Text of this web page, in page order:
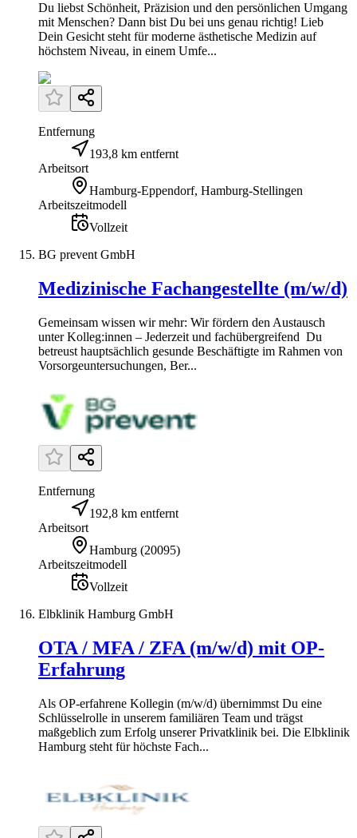
Du liebst Schönheit, Präzision und den persönlichen Umgang
mit Menschen? Dann bist Du bei uns genau richtig! Lieb
Dein Gesicht steht für moderne ästhetische Medizin auf
höchstem Niveau, in einem Umfe...
Entfernung
193,8 km entfernt
Arbeitsort
Hamburg-Eppendorf, Hamburg-Stellingen
Arbeitszeitmodell
Vollzeit
BG prevent GmbH
Medizinische Fachangestellte (m/w/d)
Gemeinsam wissen wir mehr: Wir fördern den Austausch
unter Kolleg:innen – Jederzeit und fachübergreifend Du
betreust hauptsächlich gesunde Beschäftigte im Rahmen von
Vorsorgeuntersuchungen, Ber...
Entfernung
192,8 km entfernt
Arbeitsort
Hamburg (20095)
Arbeitszeitmodell
Vollzeit
Elbklinik Hamburg GmbH
OTA / MFA / ZFA (m/w/d) mit OP-
Erfahrung
Als OP-erfahrene Kollegin (m/w/d) übernimmst Du eine
Schlüsselrolle in unserem familiären Team und trägst
maßgeblich zum Erfolg unserer Privatklinik bei. Die Elbklinik
Hamburg steht für höchste Fach...